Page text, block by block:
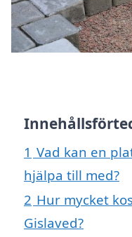
1 Vad kan en
hjälpa till med?
2 Hur mycket
Gislaved?